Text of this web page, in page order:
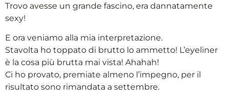
Trovo avesse un grande fascino, era dannatamente
sexy!
E ora veniamo alla mia interpretazione.
Stavolta ho toppato di brutto lo ammetto! L’eyeliner
è la cosa più brutta mai vista! Ahahah!
Ci ho provato, premiate almeno l’impegno, per il
risultato sono rimandata a settembre.